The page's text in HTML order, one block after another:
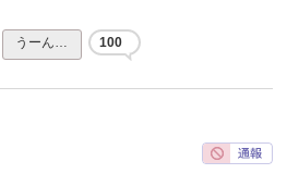
うーん… 100